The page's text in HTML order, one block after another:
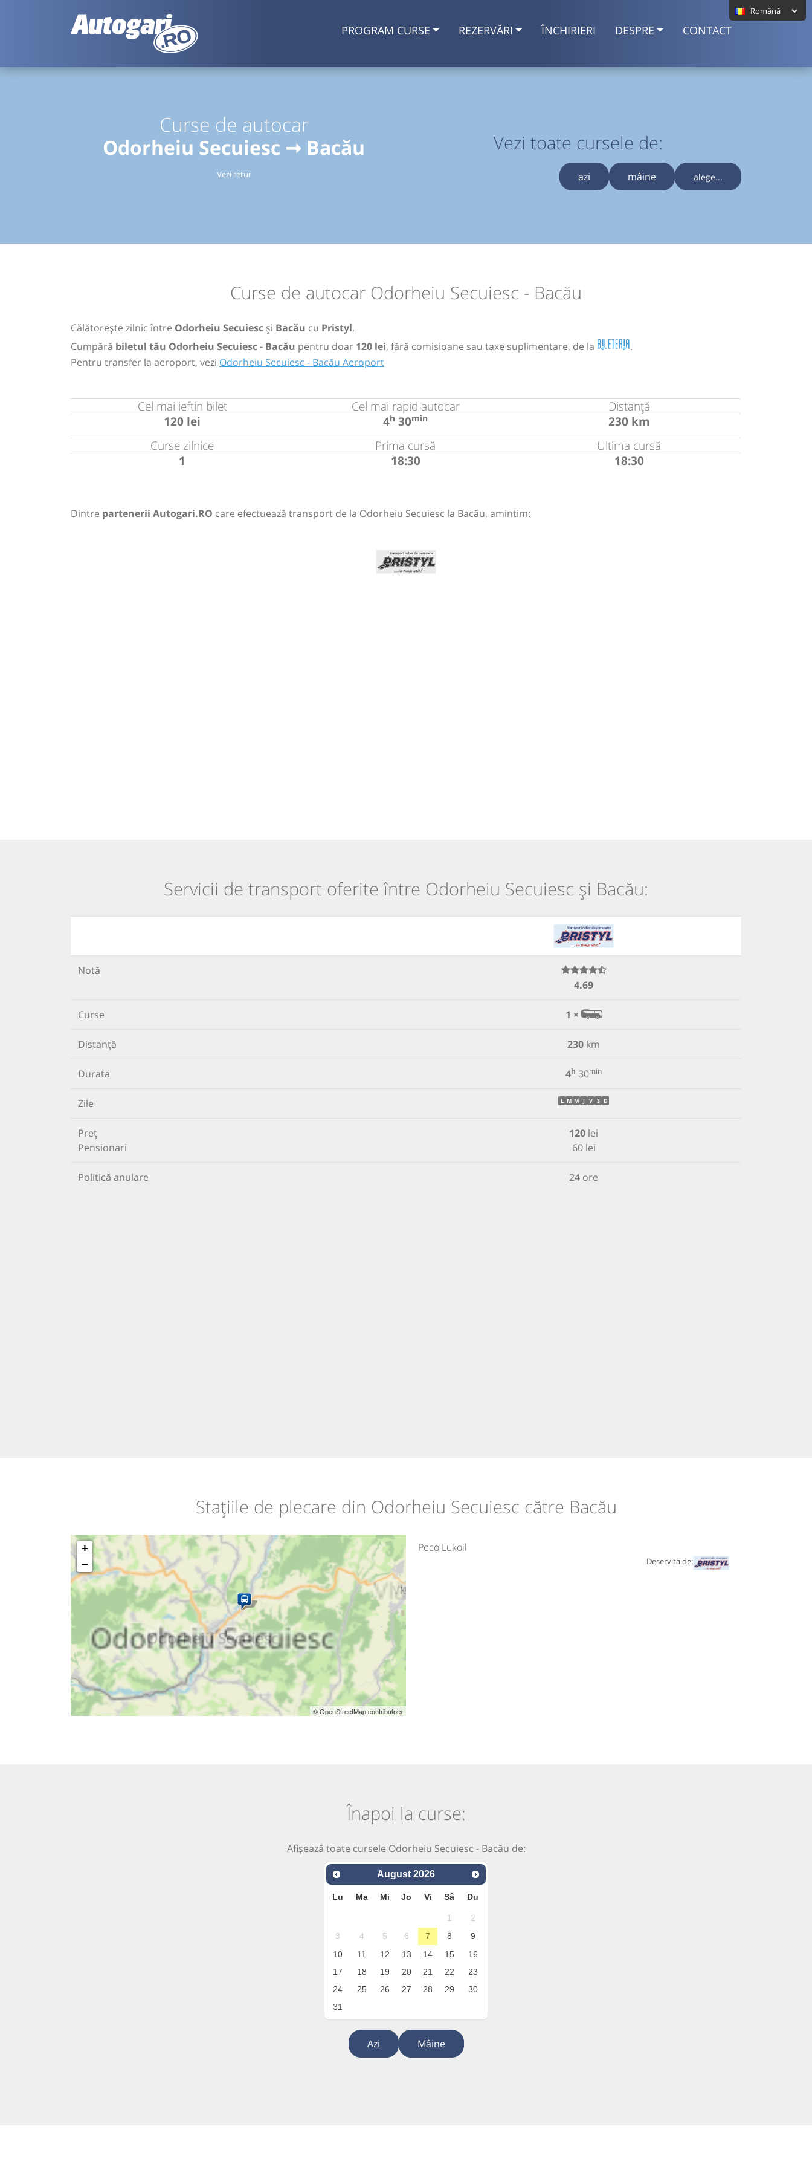
PROGRAM CURSE REZERVĂRI ÎNCHIRIERI DESPRE CONTACT
Curse de autocar
Odorheiu Secuiesc ➞ Bacău
Vezi retur
Vezi toate cursele de:
azi mâine alege...
Curse de autocar Odorheiu Secuiesc - Bacău
Călătorește zilnic între Odorheiu Secuiesc și Bacău cu Pristyl.
Cumpără biletul tău Odorheiu Secuiesc - Bacău pentru doar 120 lei, fără comisioane sau taxe suplimentare, de la
.
Pentru transfer la aeroport, vezi Odorheiu Secuiesc - Bacău Aeroport
Cel mai ieftin bilet
120 lei
Cel mai rapid autocar
4h 30min
Distanță
230 km
Curse zilnice
1
Prima cursă
18:30
Ultima cursă
18:30
Dintre partenerii Autogari.RO care efectuează transport de la Odorheiu Secuiesc la Bacău, amintim:
Servicii de transport oferite între Odorheiu Secuiesc și Bacău:
Notă
4.69
Curse 1 ×
Distanță 230 km
Durată 4h 30min
Zile L M M J V S D
Preț
Pensionari
120 lei
60 lei
Politică anulare 24 ore
Stațiile de plecare din Odorheiu Secuiesc către Bacău
+
−
© OpenStreetMap contributors
Peco Lukoil
Deservită de:
Înapoi la curse:
Afișează toate cursele Odorheiu Secuiesc - Bacău de:
August 2026
Lu Ma Mi Jo Vi Sâ Du
1
2
3
4 5 6 7 8
9
10
11 12 13 14 15
16
17
18 19 20 21 22
23
24
25 26 27 28 29
30
31
Azi Mâine